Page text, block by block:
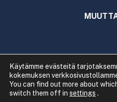
Copyright 2020
Tietosuoja
Käytämme evästeitä
kokemuksen
You can find out more about
switch them off in settings .